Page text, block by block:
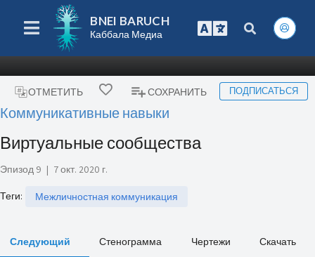
BNEI BARUCH
Каббала Медиа
ОТМЕТИТЬ СОХРАНИТЬ ПОДПИСАТЬСЯ
Коммуникативные навыки
Виртуальные сообщества
Эпизод 9 | 7 окт. 2020 г.
Теги: Межличностная коммуникация
Следующий Стенограмма Чертежи Скачать